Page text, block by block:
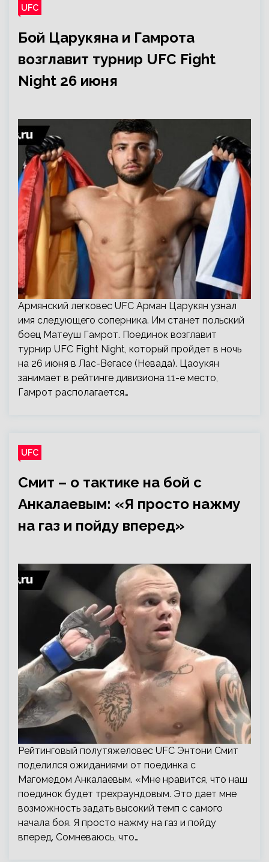
UFC
Бой Царукяна и Гамрота
возглавит турнир UFC Fight
Night 26 июня
Армянский легковес UFC Арман Царукян узнал
имя следующего соперника. Им станет польский
боец Матеуш Гамрот. Поединок возглавит
турнир UFC Fight Night, который пройдет в ночь
на 26 июня в Лас-Вегасе (Невада). Цаоукян
занимает в рейтинге дивизиона 11-е место,
Гамрот располагается…
UFC
Смит – о тактике на бой с
Анкалаевым: «Я просто нажму
на газ и пойду вперед»
Рейтинговый полутяжеловес UFC Энтони Смит
поделился ожиданиями от поединка с
Магомедом Анкалаевым. «Мне нравится, что наш
поединок будет трехраундовым. Это дает мне
возможность задать высокий темп с самого
начала боя. Я просто нажму на газ и пойду
вперед. Сомневаюсь, что…